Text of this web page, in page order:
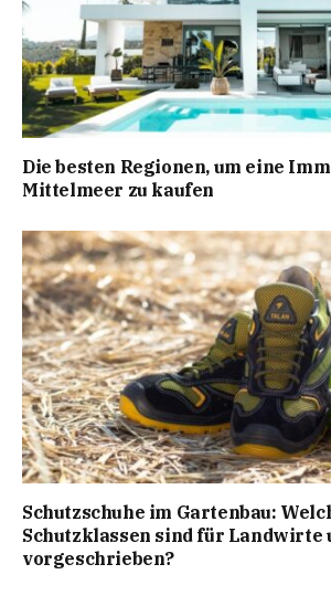
Die besten Regionen, um eine
Mittelmeer zu kaufen
Schutzschuhe im Gartenbau:
Schutzklassen sind für Landwirte
vorgeschrieben?